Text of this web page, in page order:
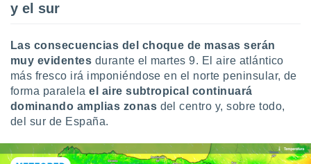
y el sur
Las consecuencias del choque de masas serán
muy evidentes durante el martes 9. El aire atlántico
más fresco irá imponiéndose en el norte peninsular, de
forma paralelael aire subtropical continuará
dominando amplias zonas del centro y, sobre todo,
del sur de España.